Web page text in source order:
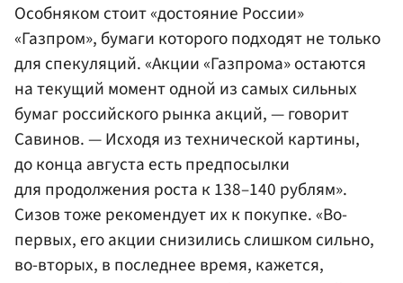
Особняком стоит «достояние России»
«Газпром», бумаги которого подходят не только
для спекуляций. «Акции «Газпрома» остаются
на текущий момент одной из самых сильных
бумаг российского рынка акций, — говорит
Савинов. — Исходя из технической картины,
до конца августа есть предпосылки
для продолжения роста к 138–140 рублям».
Сизов тоже рекомендует их к покупке. «Во-
первых, его акции снизились слишком сильно,
во-вторых, в последнее время, кажется,